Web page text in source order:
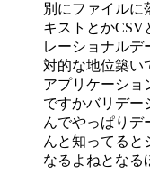
別にファイルに
キストとかCSV
レーショナルデ
対的な地位築い
アプリケーショ
ですかバリデー
んでやっぱりデ
んと知ってると
なるよねとなる